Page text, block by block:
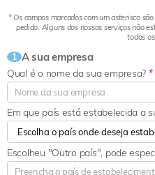
* Os campos marcados com um asterisco
pedido. Alguns dos nossos serviços não
todos
1 A sua empresa
Qual é o nome da sua empresa? *
Em que país está estabelecida a
Escolheu "Outro país", pode